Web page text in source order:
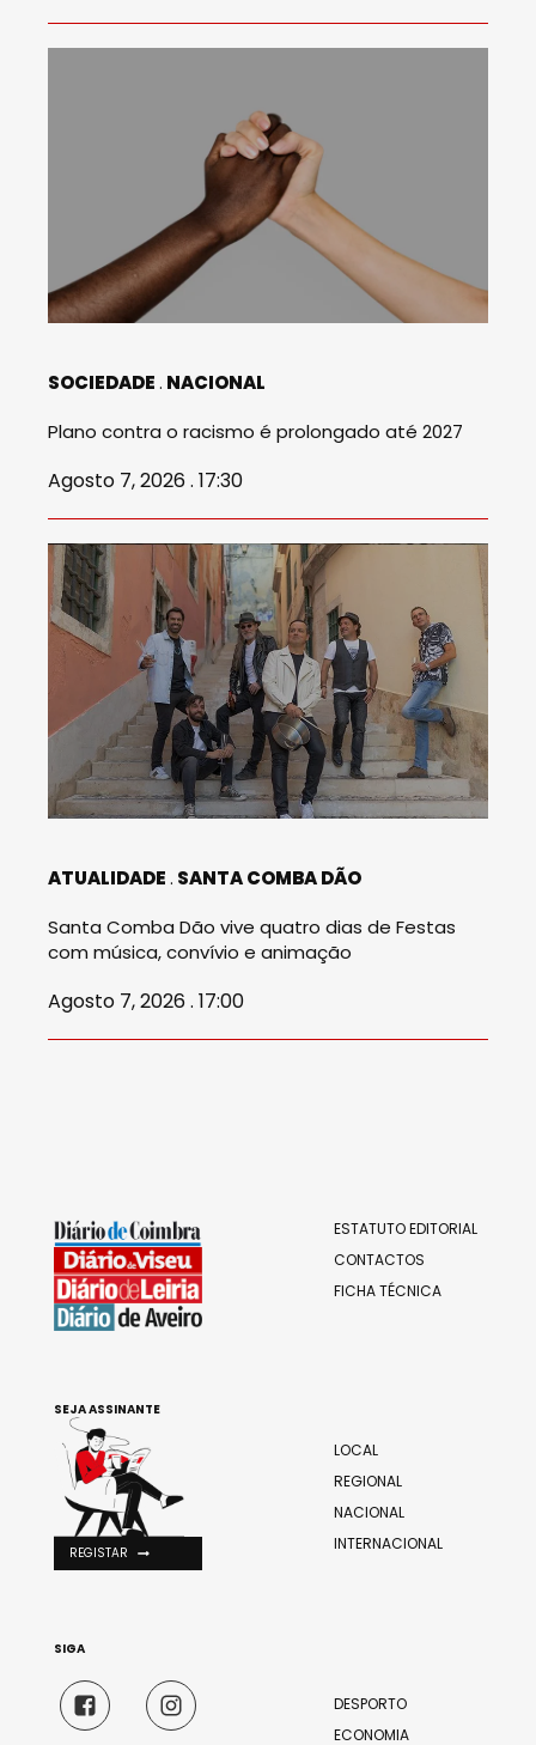
SOCIEDADE NACIONAL
Plano contra o racismo é prolongado até 2027
Agosto 7, 2026 . 17:30
ATUALIDADE SANTA COMBA DÃO
Santa Comba Dão vive quatro dias de Festas
com música, convívio e animação
Agosto 7, 2026 . 17:00
ESTATUTO EDITORIAL
CONTACTOS
FICHA TÉCNICA
LOCAL
REGIONAL
NACIONAL
INTERNACIONAL
DESPORTO
ECONOMIA
SEJA ASSINANTE
REGISTAR
SIGA